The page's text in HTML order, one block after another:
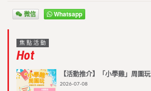
微信 Whatsapp
焦點活動
Hot
【活動推介】「小學雞」周圍玩
2026-07-08